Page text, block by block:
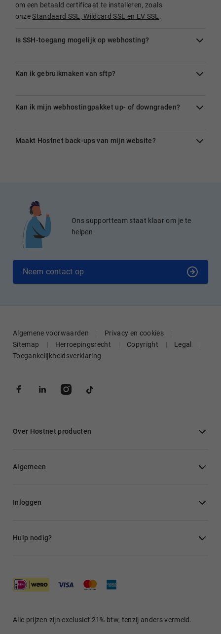
om een betaald certificaat te installeren, zoals
onzeStandaard SSL, Wildcard SSL en EV SSL .
Is SSH-toegang mogelijk op webhosting?
Kan ik gebruikmaken van sftp?
Kan ik mijn webhostingpakket up- of downgraden?
Maakt Hostnet back-ups van mijn website?
Ons supportteam staat klaar om je te
helpen
Neem contact op
Algemene voorwaarden
Privacy en cookies
Sitemap
Herroepingsrecht Copyright
Legal
Toegankelijkheidsverklaring
Over Hostnet producten
Algemeen
Inloggen
Hulp nodig?
Alle prijzen zijn exclusief 21% btw, tenzij anders vermeld.